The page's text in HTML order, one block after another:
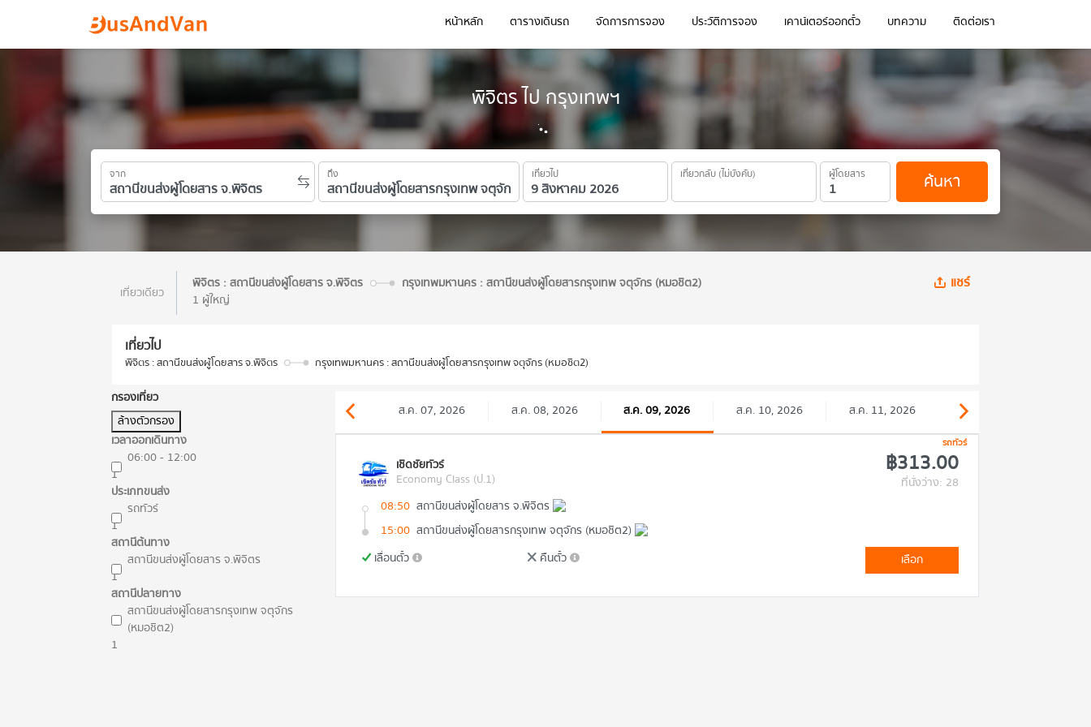
พิจิตร ไป กรุงเทพฯ
จาก ถึง เที่ยวไป เที่ยวกลับ (ไม่บังคับ) ผู้โดยสาร ค้นหา
หน้าหลัก ตารางเดินรถ จัดการการจอง ประวัติการจอง เคาน์เตอร์ออกตั๋ว บทความ ติดต่อเรา
เที่ยวเดียว
พิจิตร : สถานีขนส่งผู้โดยสาร จ.พิจิตร
กรุงเทพมหานคร : สถานีขนส่งผู้โดยสารกรุงเทพ จตุจักร (หมอชิต2)
1 ผู้ใหญ่
แชร์
เที่ยวไป
พิจิตร : สถานีขนส่งผู้โดยสาร จ.พิจิตร กรุงเทพมหานคร : สถานีขนส่งผู้โดยสารกรุงเทพ จตุจักร (หมอชิต2)
กรองเที่ยว
ล้างตัวกรอง
เวลาออกเดินทาง
06:00 - 12:00
1
ประเภทขนส่ง
รถทัวร์
1
สถานีต้นทาง
สถานีขนส่งผู้โดยสาร จ.พิจิตร
1
สถานีปลายทาง
สถานีขนส่งผู้โดยสารกรุงเทพ จตุจักร
(หมอชิต2)
1
ส.ค. 07, 2026 ส.ค. 08, 2026 ส.ค. 09, 2026 ส.ค. 10, 2026 ส.ค. 11, 2026
รถทัวร์
เชิดชัยทัวร์
Economy Class (ป.1)
฿313.00
ที่นั่งว่าง: 28
08:50 สถานีขนส่งผู้โดยสาร จ.พิจิตร
15:00 สถานีขนส่งผู้โดยสารกรุงเทพ จตุจักร (หมอชิต2)
เลื่อนตั๋ว
คืนตั๋ว เลือก